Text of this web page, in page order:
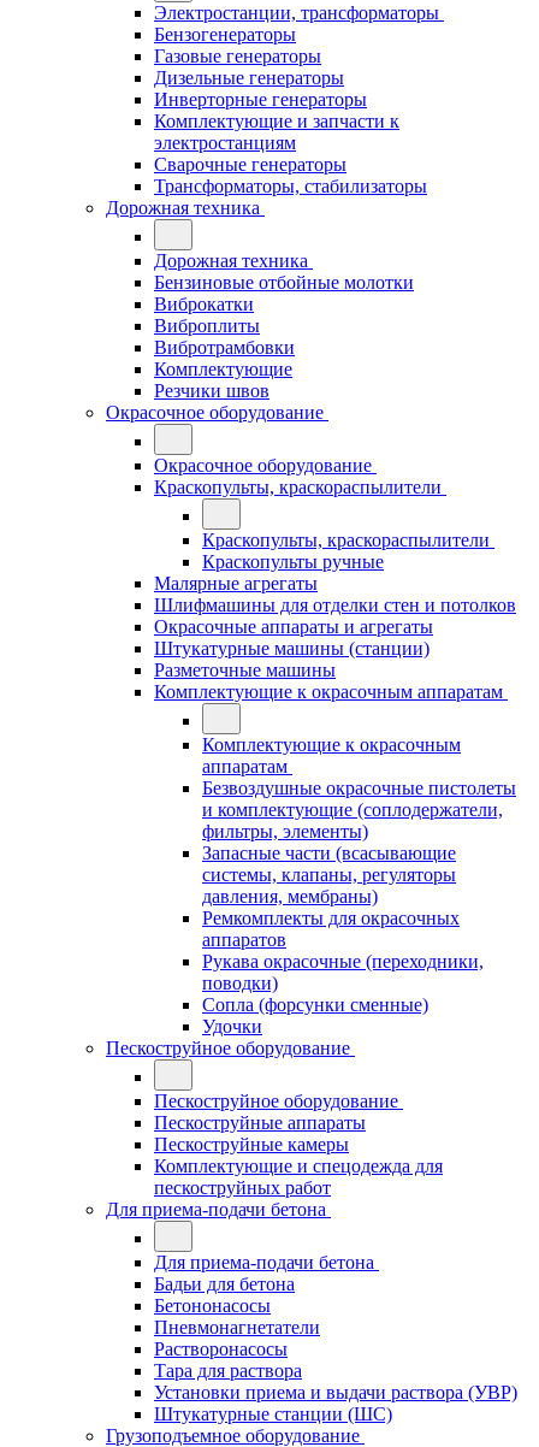
Электростанции, трансформаторы
Бензогенераторы
Газовые генераторы
Дизельные генераторы
Инверторные генераторы
Комплектующие и запчасти к
электростанциям
Сварочные генераторы
Трансформаторы, стабилизаторы
Дорожная техника
Дорожная техника
Бензиновые отбойные молотки
Виброкатки
Виброплиты
Вибротрамбовки
Комплектующие
Резчики швов
Окрасочное оборудование
Окрасочное оборудование
Краскопульты, краскораспылители
Краскопульты, краскораспылители
Краскопульты ручные
Малярные агрегаты
Шлифмашины для отделки стен и потолков
Окрасочные аппараты и агрегаты
Штукатурные машины (станции)
Разметочные машины
Комплектующие к окрасочным аппаратам
Комплектующие к окрасочным
аппаратам
Безвоздушные окрасочные пистолеты
и комплектующие (соплодержатели,
фильтры, элементы)
Запасные части (всасывающие
системы, клапаны, регуляторы
давления, мембраны)
Ремкомплекты для окрасочных
аппаратов
Рукава окрасочные (переходники,
поводки)
Сопла (форсунки сменные)
Удочки
Пескоструйное оборудование
Пескоструйное оборудование
Пескоструйные аппараты
Пескоструйные камеры
Комплектующие и спецодежда для
пескоструйных работ
Для приема-подачи бетона
Для приема-подачи бетона
Бадьи для бетона
Бетононасосы
Пневмонагнетатели
Растворонасосы
Тара для раствора
Установки приема и выдачи раствора (УВР)
Штукатурные станции (ШС)
Грузоподъемное оборудование